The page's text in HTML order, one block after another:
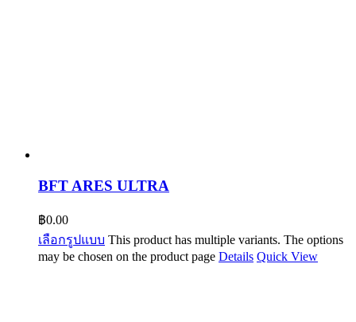
BFT ARES ULTRA
฿0.00
เลือกรูปแบบ This product has multiple variants. The options
may be chosen on the product page Details Quick View